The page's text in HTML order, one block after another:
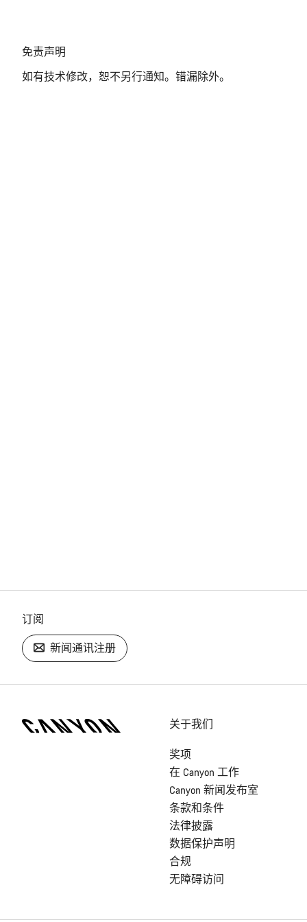
免
声
免责声明
如有技术修改，恕不另行通知。错漏除外。
订阅
新闻通讯注册
关于我们
奖项
在 Canyon 工作
Canyon 新闻发布室
条款和条件
法律披露
数据保护声明
合规
无障碍访问